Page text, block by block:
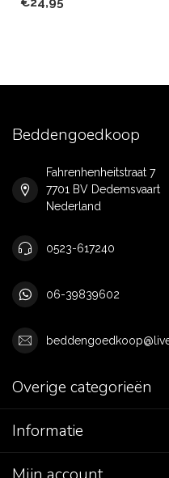
Beddengoedkoop
Fahrenhenheitstraat 7
7701 BV Dedemsvaart
Nederland
0523-617240
06-39839602
Overige categorieën
Informatie